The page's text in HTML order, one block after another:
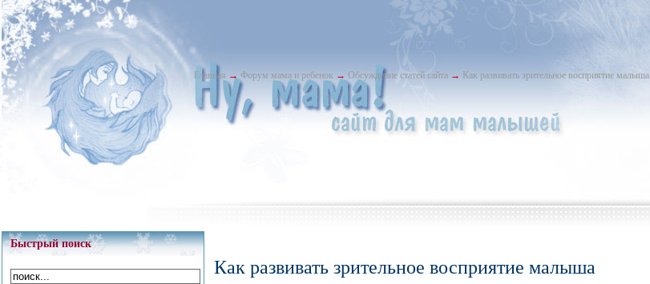
Главная → Форум мама и ребенок → Обсуждение статей сайта → Как развивать зрительное восприятие малыша
Быстрый поиск
Как развивать зрительное восприятие малыша